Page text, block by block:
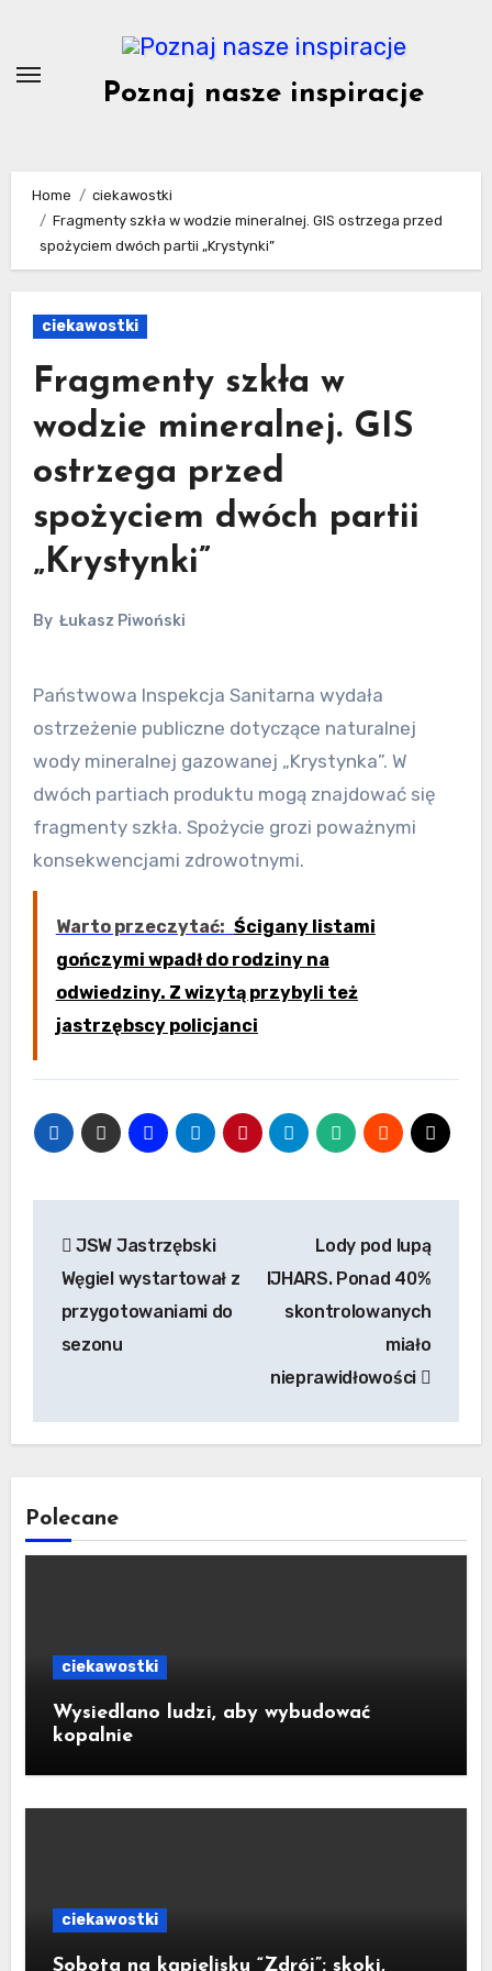
content
Poznaj nasze inspiracje
Home
ciekawostki
Fragmenty szkła w wodzie mineralnej. GIS ostrzega przed
spożyciem dwóch partii „Krystynki”
ciekawostki
Fragmenty szkła w
wodzie mineralnej. GIS
ostrzega przed
spożyciem dwóch partii
„Krystynki”
By Łukasz Piwoński
Państwowa Inspekcja Sanitarna wydała
ostrzeżenie publiczne dotyczące naturalnej
wody mineralnej gazowanej „Krystynka”. W
dwóch partiach produktu mogą znajdować się
fragmenty szkła. Spożycie grozi poważnymi
konsekwencjami zdrowotnymi.
Warto przeczytać: Ścigany listami
gończymi wpadł do rodziny na
odwiedziny. Z wizytą przybyli też
jastrzębscy policjanci
wpisu
JSW Jastrzębski
Węgiel wystartował z
przygotowaniami do
sezonu
Lody pod lupą
IJHARS. Ponad 40%
skontrolowanych
miało
nieprawidłowości
Polecane
ciekawostki
Wysiedlano ludzi, aby wybudować
kopalnie
ciekawostki
Sobota na kąpielisku “Zdrój”: skoki,